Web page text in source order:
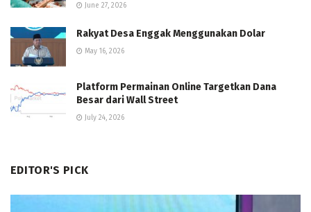
June 27, 2026
Rakyat Desa Enggak Menggunakan Dolar
May 16, 2026
Platform Permainan Online Targetkan Dana
Besar dari Wall Street
July 24, 2026
EDITOR'S PICK